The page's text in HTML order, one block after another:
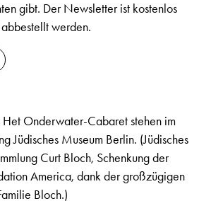
gibt. Der Newsletter ist kostenlos
werden.
Onderwater-Cabaret stehen im
Jüdisches Museum Berlin. (Jüdisches
Curt Bloch, Schenkung der
America, dank der großzügigen
Bloch.)